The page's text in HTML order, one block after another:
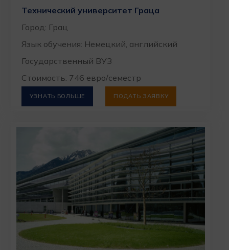
Технический университет Граца
Город: Грац
Язык обучения: Немецкий, английский
Государственный ВУЗ
Стоимость: 746 евро/семестр
УЗНАТЬ БОЛЬШЕ ПОДАТЬ ЗАЯВКУ